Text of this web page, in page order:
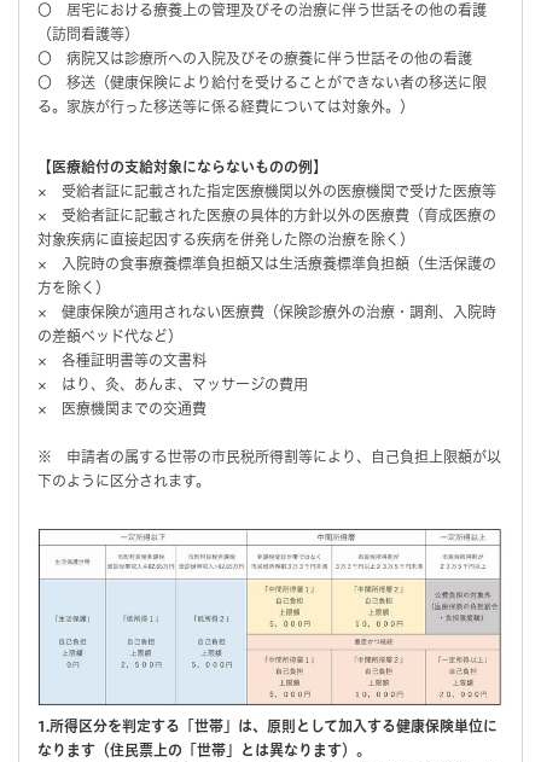
〇 居宅における療養上の管理及びその治療に伴う世話その他の看護
（訪問看護等）
〇 病院又は診療所への入院及びその療養に伴う世話その他の看護
〇 移送（健康保険により給付を受けることができない者の移送に限
る。家族が行った移送等に係る経費については対象外。）
【医療給付の支給対象にならないものの例】
× 受給者証に記載された指定医療機関以外の医療機関で受けた医療等
× 受給者証に記載された医療の具体的方針以外の医療費（育成医療の
対象疾病に直接起因する疾病を併発した際の治療を除く）
× 入院時の食事療養標準負担額又は生活療養標準負担額（生活保護の
方を除く）
× 健康保険が適用されない医療費（保険診療外の治療・調剤、入院時
の差額ベッド代など）
× 各種証明書等の文書料
× はり、灸、あんま、マッサージの費用
× 医療機関までの交通費
※ 申請者の属する世帯の市民税所得割等により、自己負担上限額が以
下のように区分されます。
1.所得区分を判定する「世帯」は、原則として加入する健康保険単位に
なります（住民票上の「世帯」とは異なります）。